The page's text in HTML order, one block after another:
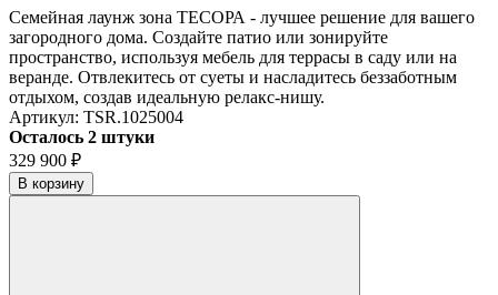
Семейная лаунж зона ТЕСОРА - лучшее решение для вашего
загородного дома. Создайте патио или зонируйте
пространство, используя мебель для террасы в саду или на
веранде. Отвлекитесь от суеты и насладитесь беззаботным
отдыхом, создав идеальную релакс-нишу.
Артикул: TSR.1025004
Осталось 2 штуки
329 900 ₽
В корзину